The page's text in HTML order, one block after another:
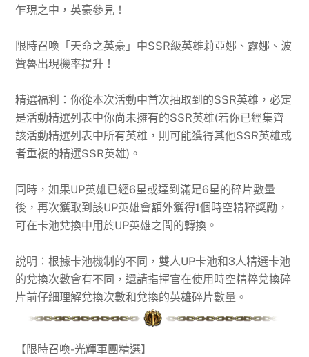
乍現之中，英豪參見！
限時召喚「天命之英豪」中SSR級英雄莉亞娜、露娜、波
贊魯出現機率提升！
精選福利：你從本次活動中首次抽取到的SSR英雄，必定
是活動精選列表中你尚未擁有的SSR英雄(若你已經集齊
該活動精選列表中所有英雄，則可能獲得其他SSR英雄或
者重複的精選SSR英雄)。
同時，如果UP英雄已經6星或達到滿足6星的碎片數量
後，再次獲取到該UP英雄會額外獲得1個時空精粹獎勵，
可在卡池兌換中用於UP英雄之間的轉換。
說明：根據卡池機制的不同，雙人UP卡池和3人精選卡池
的兌換次數會有不同，還請指揮官在使用時空精粹兌換碎
片前仔細理解兌換次數和兌換的英雄碎片數量。
【 限時召喚-光輝軍團精選】